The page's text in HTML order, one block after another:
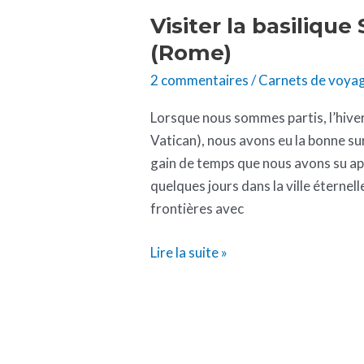
Visiter la basilique
(Rome)
2 commentaires /Carnets de
Lorsque nous sommes partis,
Vatican), nous avons eu la bonne
gain de temps que nous avons su
quelques jours dans la ville
frontières avec
Lire la suite »